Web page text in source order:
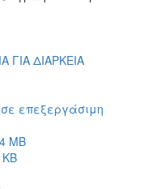
ΔΙΑΡΚΕΙΑ
επεξεργάσιμη
MB